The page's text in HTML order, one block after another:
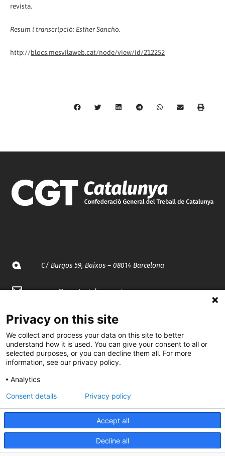
revista.
Resum i transcripció: Esther Sancho.
http://blocs.mesvilaweb.cat/node/view/id/212252
C/ Burgos 59, Baixos – 08014 Barcelona
spccc@spcgtcatalunya.cat
935 120 481
@CGTCatalunya
cgtcatalunya
CGTCatalunya
Desenvolupat per
Privacy on this site
We collect and process your data on this site to better
understand how it is used. You can give your consent to all or
selected purposes, or you can decline them all. For more
information, see our privacy policy.
Analytics
Accept all
Decline all
Consent details Privacy policy